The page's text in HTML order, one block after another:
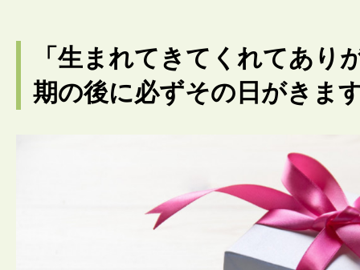
「生まれてきてくれてあり
期の後に必ずその日がきま